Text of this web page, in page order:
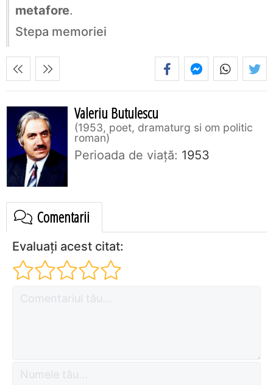
metafore.
Stepa memoriei
Valeriu Butulescu
1953, poet, dramaturg si om politic
roman
Perioada de viaţă: 1953
Comentarii
Evaluați acest citat: